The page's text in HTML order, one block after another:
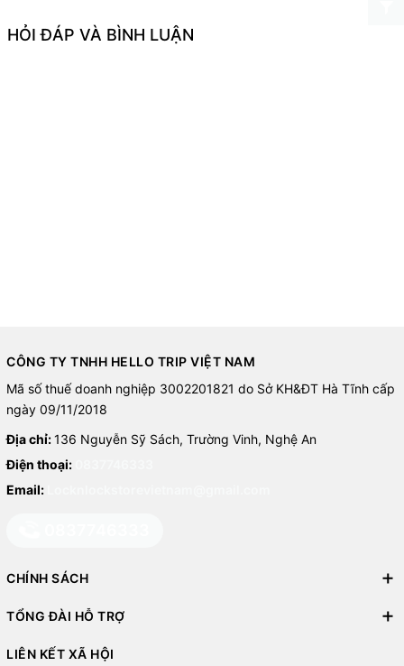
HỎI ĐÁP VÀ BÌNH LUẬN
CÔNG TY TNHH HELLO TRIP VIỆT NAM
Mã số thuế doanh nghiệp 3002201821 do Sở KH&ĐT Hà Tĩnh cấp
ngày 09/11/2018
Địa chỉ:136 Nguyễn Sỹ Sách, Trường Vinh, Nghệ An
Điện thoại:
Email:
CHÍNH SÁCH
TỔNG ĐÀI HỖ TRỢ
LIÊN KẾT XÃ HỘI